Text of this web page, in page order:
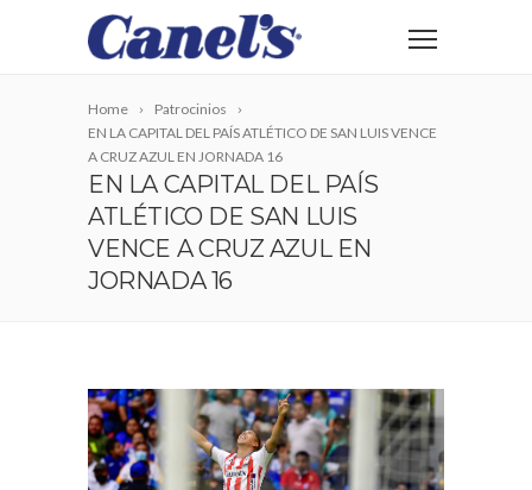
Home
Patrocinios
EN LA CAPITAL DEL PAÍS ATLÉTICO DE SAN LUIS VENCE
A CRUZ AZUL EN JORNADA 16
EN LA CAPITAL DEL PAÍS
ATLÉTICO DE SAN LUIS
VENCE A CRUZ AZUL EN
JORNADA 16